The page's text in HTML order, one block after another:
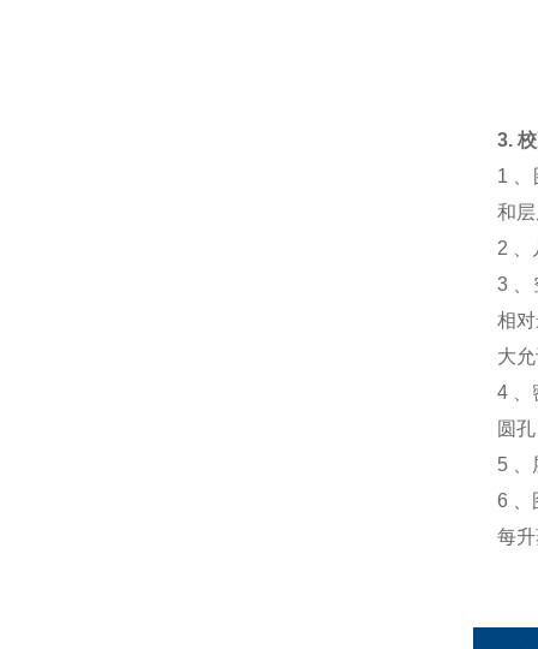
3.
1 、
和
2 、
3 、
相
大
4 、
圆
5 、
6 、
每